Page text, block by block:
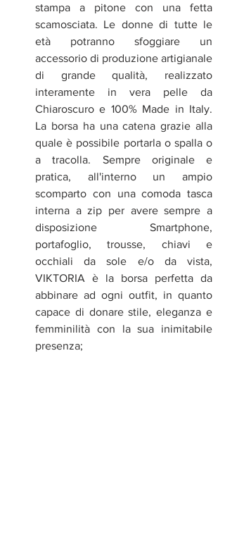
stampa a pitone con una fetta
scamosciata. Le donne di tutte le
età potranno sfoggiare un
accessorio di produzione artigianale
di grande qualità, realizzato
interamente in vera pelle da
Chiaroscuro e 100% Made in Italy.
La borsa ha una catena grazie alla
quale è possibile portarla o spalla o
a tracolla. Sempre originale e
pratica, all'interno un ampio
scomparto con una comoda tasca
interna a zip per avere sempre a
disposizione Smartphone,
portafoglio, trousse, chiavi e
occhiali da sole e/o da vista,
VIKTORIA è la borsa perfetta da
abbinare ad ogni outfit, in quanto
capace di donare stile, eleganza e
femminilità con la sua inimitabile
presenza;